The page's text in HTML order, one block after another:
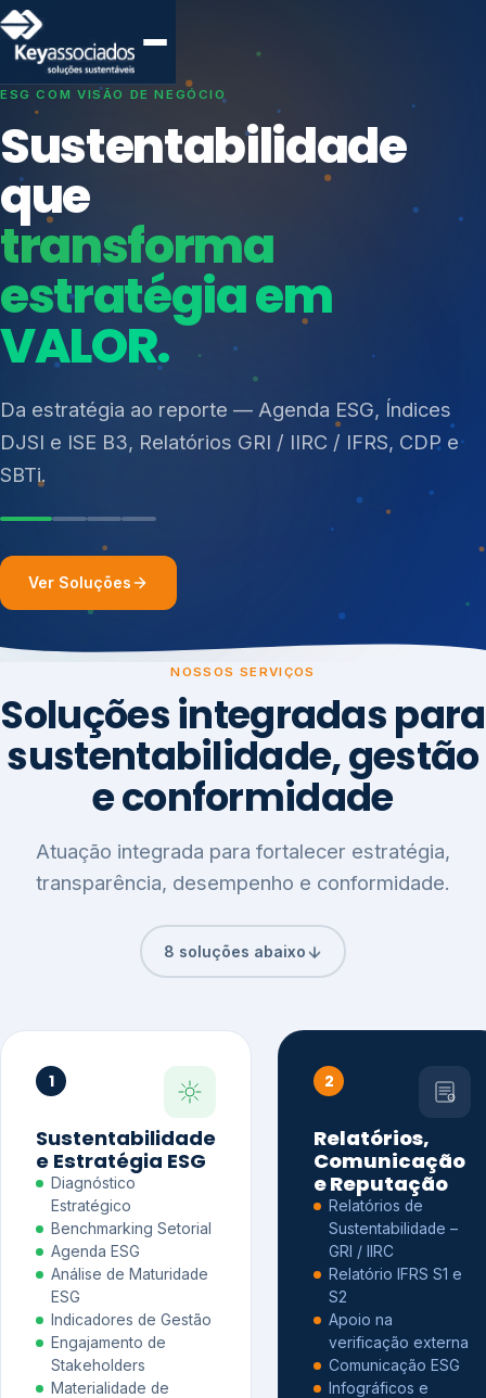
SISTEMAS DE GESTÃO OTIMIZADOS E INTEGRADOS
Conformidade que
protege seu
negócio.
Consultoria, auditoria e treinamentos em ISO 27001,
ISO 27701, ISO 42001, ISO 37001, ISO 9001, ISO
14001, ISO 45001, ONA e PNQ — Gestão de
resíduos sólidos (PGRS/PMGRS).
Índices de Mercado
Mudanças Climáticas
Reputação e Cadeia
Reporte Regulatório
Ver Soluções
NOSSOS SERVIÇOS
Soluções integradas para
sustentabilidade, gestão
e conformidade
Atuação integrada para fortalecer estratégia,
transparência, desempenho e conformidade.
8 soluções abaixo
1
Sustentabilidade
e Estratégia ESG
Diagnóstico
Estratégico
Benchmarking Setorial
Agenda ESG
Análise de Maturidade
ESG
Indicadores de Gestão
Engajamento de
Stakeholders
Materialidade de
2
Relatórios,
Comunicação
e Reputação
Relatórios de
Sustentabilidade –
GRI / IIRC
Relatório IFRS S1 e
S2
Apoio na
verificação externa
Comunicação ESG
Infográficos e